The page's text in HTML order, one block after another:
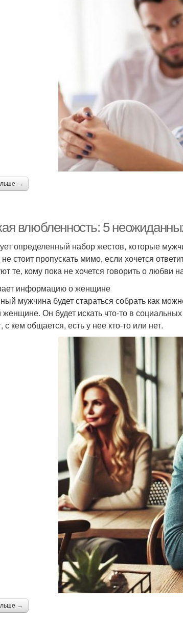
→
влюбленность: 5
определенный набор жестов, которые
стоит пропускать мимо, если хочется
те, кому пока не хочется говорить о любви
информацию о женщине
мужчина будет стараться собрать как
Он будет искать что-то в
с кем общается, есть у нее кто-то или нет.
→